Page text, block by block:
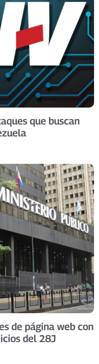
que buscan
de página web con
del 28J